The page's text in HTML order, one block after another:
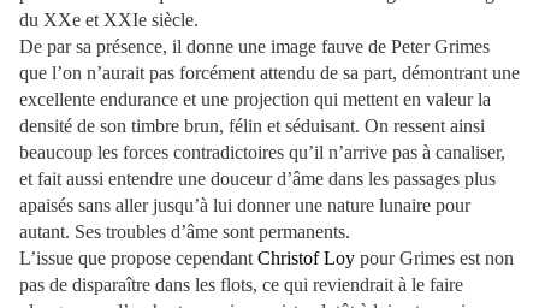
du XXe et XXIe siècle.
De par sa présence, il donne une image fauve de Peter Grimes
que l’on n’aurait pas forcément attendu de sa part, démontrant une
excellente endurance et une projection qui mettent en valeur la
densité de son timbre brun, félin et séduisant. On ressent ainsi
beaucoup les forces contradictoires qu’il n’arrive pas à canaliser,
et fait aussi entendre une douceur d’âme dans les passages plus
apaisés sans aller jusqu’à lui donner une nature lunaire pour
autant. Ses troubles d’âme sont permanents.
L’issue que propose cependant Christof Loy pour Grimes est non
pas de disparaître dans les flots, ce qui reviendrait à le faire